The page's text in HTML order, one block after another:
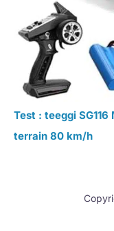
Test : teeggi
terrain 80 km/h